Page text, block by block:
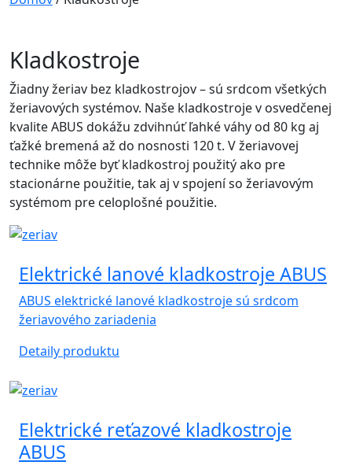
Kladkostroje
Žiadny žeriav bez kladkostrojov – sú srdcom všetkých
žeriavových systémov. Naše kladkostroje v osvedčenej
kvalite ABUS dokážu zdvihnúť ľahké váhy od 80 kg aj
ťažké bremená až do nosnosti 120 t. V žeriavovej
technike môže byť kladkostroj použitý ako pre
stacionárne použitie, tak aj v spojení so žeriavovým
systémom pre celoplošné použitie.
Elektrické lanové kladkostroje ABUS
ABUS elektrické lanové kladkostroje sú srdcom
žeriavového zariadenia
Detaily produktu
Elektrické reťazové kladkostroje
ABUS